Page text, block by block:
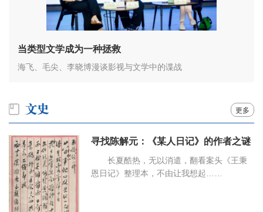
当类型文学成为一种拯救
海飞、毛尖、李晓博漫谈影视与文学中的谍战
更多
寻找陈解元：《某人日记》的作者之谜
长夏酷热，无以消遣，翻看案头《王秉
恩日记》整理本，不由让我想起……